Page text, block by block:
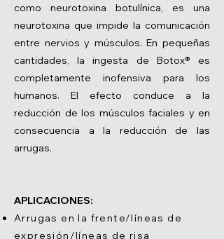
como neurotoxina botulínica, es una
neurotoxina que impide la comunicación
entre nervios y músculos. En pequeñas
cantidades, la ingesta de Botox® es
completamente inofensiva para los
humanos. El efecto conduce a la
reducción de los músculos faciales y en
consecuencia a la reducción de las
arrugas.
APLICACIONES:
Arrugas en la frente/líneas de
expresión/líneas de risa